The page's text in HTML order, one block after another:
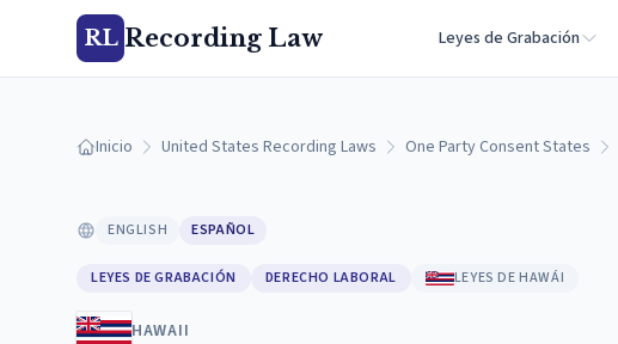
RL Recording Law Leyes de Grabación
Inicio United States Recording Laws One Party Consent States
ENGLISH ESPAÑOL
LEYES DE GRABACIÓN DERECHO LABORAL LEYES DE HAWÁI
HAWAII